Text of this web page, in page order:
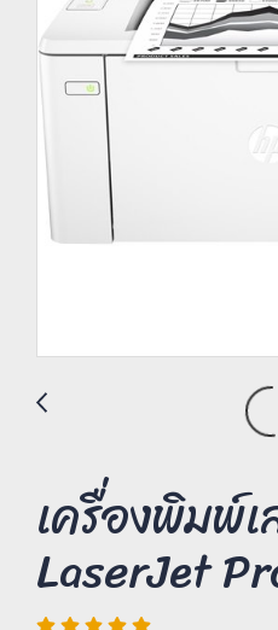
เครื่องพิมพ์
LaserJet